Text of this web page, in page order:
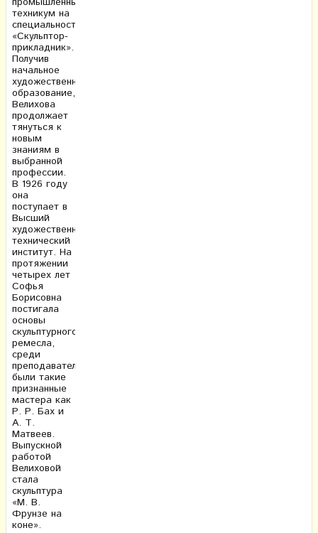
техникум на
специальность
«Скульптор-
прикладник».
Получив
начальное
художественное
образование,
Велихова
продолжает
тянуться к
новым
знаниям в
выбранной
профессии.
В 1926 году
она
поступает в
Высший
художественно-
технический
институт. На
протяжении
четырех лет
Софья
Борисовна
постигала
основы
скульптурного
ремесла,
среди
преподавателей
были такие
признанные
мастера как
Р. Р. Бах и
А. Т.
Матвеев.
Выпускной
работой
Велиховой
стала
скульптура
«М. В.
Фрунзе на
коне».